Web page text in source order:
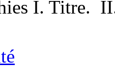
I. Titre.